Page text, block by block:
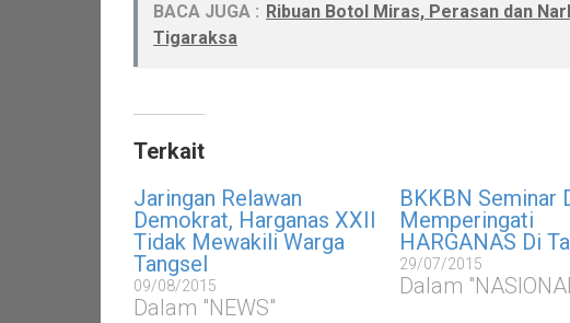
BACA JUGA : Ribuan Botol Miras, Perasan dan
Tigaraksa
Terkait
Jaringan Relawan
Demokrat, Harganas XXII
Tidak Mewakili Warga
Tangsel
09/08/2015
Dalam "NEWS"
BKKBN Seminar
Memperingati
HARGANAS Di
29/07/2015
Dalam